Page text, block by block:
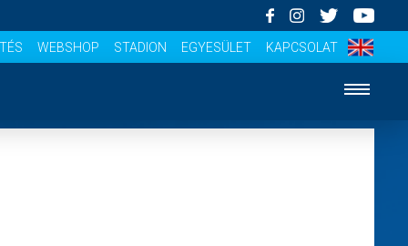
WEBSHOP STADION EGYESÜLET KAPCSOLAT